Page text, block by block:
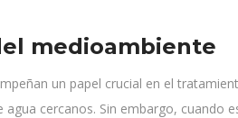
medioambiente
un papel crucial en el
agua cercanos. Sin embargo, cuando